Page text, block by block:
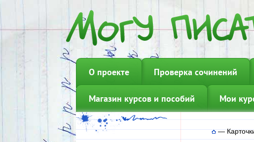
О проекте Проверка сочинений
Магазин курсов и пособий Мои
—